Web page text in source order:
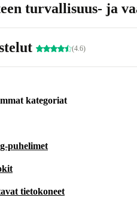
turvallisuus- ja
(4.6)
kategoriat
puhelimet
tietokoneet